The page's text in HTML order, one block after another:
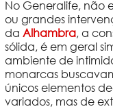
No Generalife, não
ou grandes
da Alhambra, a
sólida, é em geral
ambiente de
monarcas
únicos elementos
variados, mas de